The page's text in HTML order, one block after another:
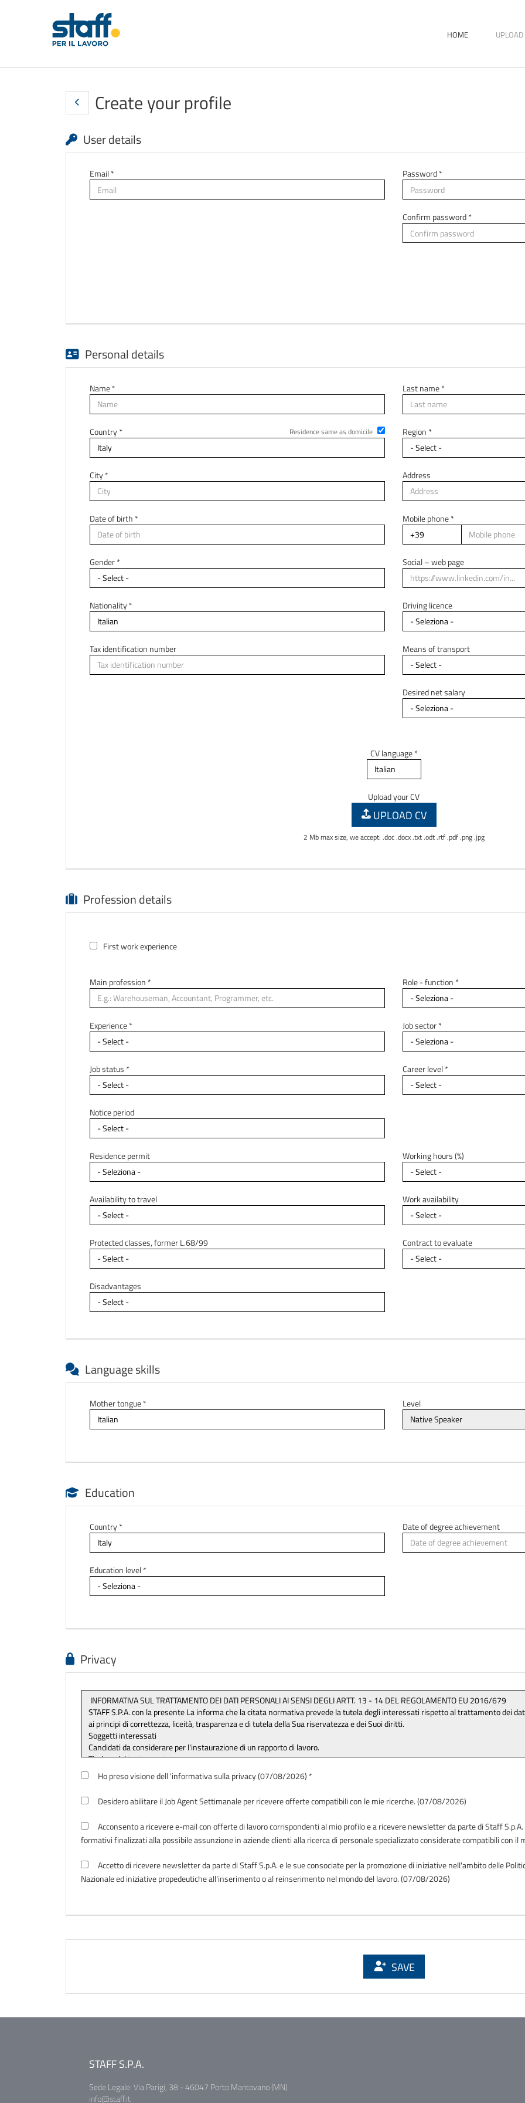
HOME
Create your profile
User details
Email * Password *
Confirm password *
Personal details
Name * Last name *
Country * Residence same as domicile Region *
City * Address
Residence country * Residence region *
Residence city Residence address
Date of birth *
Gender *
Nationality *
Tax identification number
Mobile phone *
Social – web page
Driving licence
Means of transport
Desired net salary
CV language *
Upload your CV
UPLOAD CV
2 Mb max size, we accept: .doc .docx .txt .odt .rtf .pdf .png .jpg
Profession details
First work experience
Main profession * Role - function *
Experience *
Job status *
Notice period
Job sector *
Career level *
Residence permit
Availability to travel
Protected classes, former L.68/99
Disadvantages
Working hours (%)
Work availability
Contract to evaluate
Language skills
Mother tongue * Level
Education
Country *
Education level *
Date of degree achievement
Privacy
Ho preso visione dell 'informativa sulla privacy (07/08/2026) *
Desidero abilitare il Job Agent Settimanale per ricevere offerte compatibili con le mie ricerche. (07/08/2026)
Acconsento a ricevere e-mail con offerte di lavoro corrispondenti al mio profilo e a ricevere newsletter da parte di Staff
formativi finalizzati alla possibile assunzione in aziende clienti alla ricerca di personale specializzato considerate compatibili con
Accetto di ricevere newsletter da parte di Staff S.p.A. e le sue consociate per la promozione di iniziative nell'ambito delle
Nazionale ed iniziative propedeutiche all'inserimento o al reinserimento nel mondo del lavoro. (07/08/2026)
SAVE
STAFF S.P.A.
Sede Legale: Via Parigi, 38 - 46047 Porto Mantovano (MN)
info@staff.it